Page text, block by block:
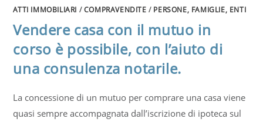
ATTI IMMOBILIARI /COMPRAVENDITE / PERSONE, FAMIGLIE, ENTI
Vendere casa con il mutuo in
corso è possibile, con l’aiuto di
una consulenza notarile.
La concessione di un mutuo per comprare una casa viene
quasi sempre accompagnata dall’iscrizione di ipoteca sul